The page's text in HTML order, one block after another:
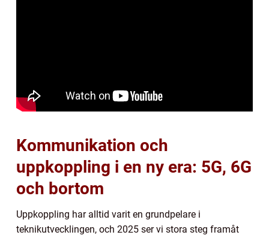
Kommunikation och
uppkoppling i en ny era: 5G, 6G
och bortom
Uppkoppling har alltid varit en grundpelare i
teknikutvecklingen, och 2025 ser vi stora steg framåt